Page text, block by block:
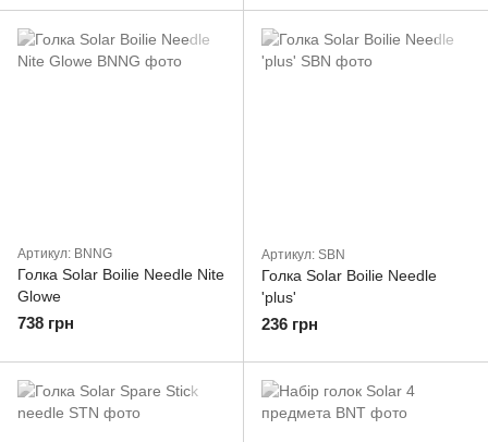
Артикул: BNNG
Голка Solar Boilie Needle Nite
Glowe
738 грн
Артикул: SBN
Голка Solar Boilie Needle
'plus'
236 грн